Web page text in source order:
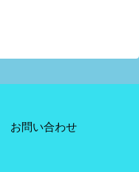
お問い合わせ